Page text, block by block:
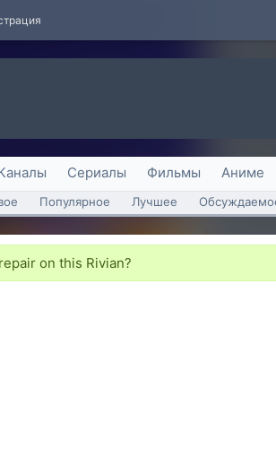
Сериалы Фильмы Аниме
Популярное Лучшее
on this Rivian?